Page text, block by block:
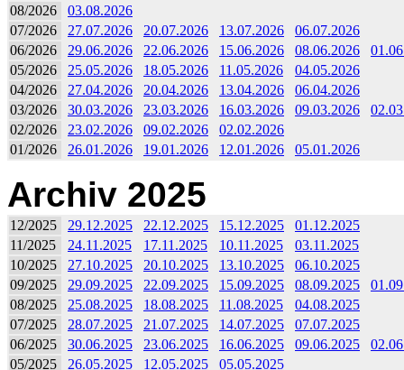
08/2026
03.08.2026
07/2026
27.07.2026 20.07.2026 13.07.2026
06.07.2026
06/2026
29.06.2026 22.06.2026 15.06.2026 08.06.2026
05/2026
25.05.2026 18.05.2026 11.05.2026
04.05.2026
04/2026
27.04.2026 20.04.2026 13.04.2026
06.04.2026
03/2026
30.03.2026 23.03.2026 16.03.2026 09.03.2026
02/2026
23.02.2026 09.02.2026
02.02.2026
01/2026
26.01.2026 19.01.2026 12.01.2026 05.01.2026
Archiv 2025
12/2025 29.12.2025 22.12.2025 15.12.2025
01.12.2025
11/2025
24.11.2025 17.11.2025 10.11.2025
03.11.2025
10/2025
27.10.2025 20.10.2025 13.10.2025
06.10.2025
09/2025
29.09.2025 22.09.2025 15.09.2025 08.09.2025
08/2025
25.08.2025 18.08.2025 11.08.2025
04.08.2025
07/2025
28.07.2025 21.07.2025 14.07.2025
07.07.2025
06/2025
30.06.2025 23.06.2025 16.06.2025 09.06.2025
05/2025
26.05.2025 12.05.2025
05.05.2025